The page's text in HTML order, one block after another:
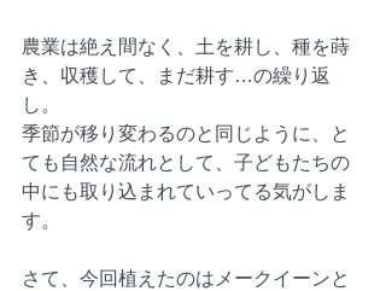
農業は絶え間なく、土を耕し、種を蒔
き、収穫して、まだ耕す…の繰り返
し。
季節が移り変わるのと同じように、と
ても自然な流れとして、子どもたちの
中にも取り込まれていってる気がしま
す。
さて、今回植えたのはメークイーンと